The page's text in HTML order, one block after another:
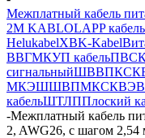
Межплатный кабель
2M KABLOLAPP кабель
HelukabelXBK-Kabel
ВВГМКУП кабельПВС
сигнальныйШВВП
МКЭШШВПМ
кабельШТЛППлоский
-Межплатный кабель
2, AWG26, с шагом